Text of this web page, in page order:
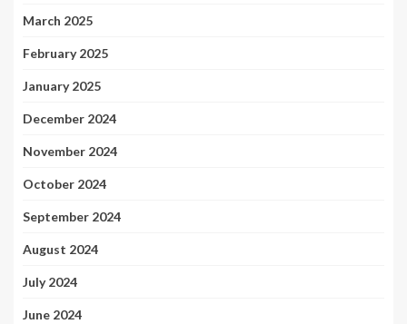
March 2025
February 2025
January 2025
December 2024
November 2024
October 2024
September 2024
August 2024
July 2024
June 2024